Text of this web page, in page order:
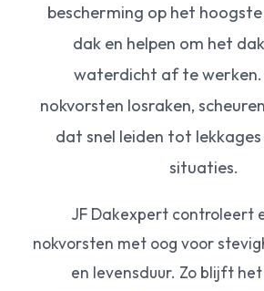
bescherming op het
dak en helpen om het
waterdicht af te werken.
nokvorsten losraken,
dat snel leiden tot
situaties.
JF Dakexpert controleert
nokvorsten met oog voor
en levensduur. Zo blijft